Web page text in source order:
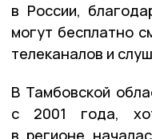
в России,
могут бесплатно
телеканалов и
В Тамбовской
с 2001 года,